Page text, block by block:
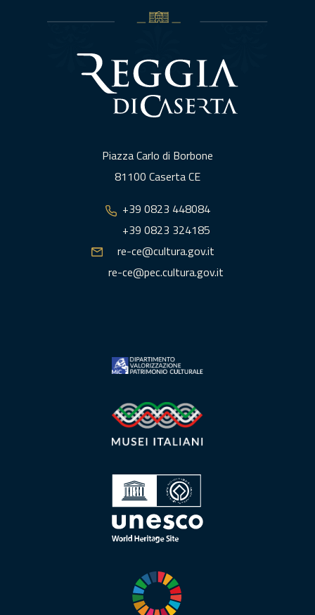
Piazza Carlo di Borbone
81100 Caserta CE
+39 0823 448084
+39 0823 324185
re-ce@cultura.gov.it
re-ce@pec.cultura.gov.it